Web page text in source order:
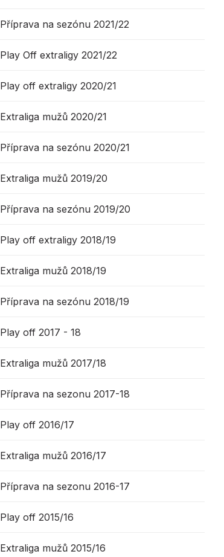
Příprava na sezónu 2021/22
Play Off extraligy 2021/22
Play off extraligy 2020/21
Extraliga mužů 2020/21
Příprava na sezónu 2020/21
Extraliga mužů 2019/20
Příprava na sezónu 2019/20
Play off extraligy 2018/19
Extraliga mužů 2018/19
Příprava na sezónu 2018/19
Play off 2017 - 18
Extraliga mužů 2017/18
Příprava na sezonu 2017-18
Play off 2016/17
Extraliga mužů 2016/17
Příprava na sezonu 2016-17
Play off 2015/16
Extraliga mužů 2015/16